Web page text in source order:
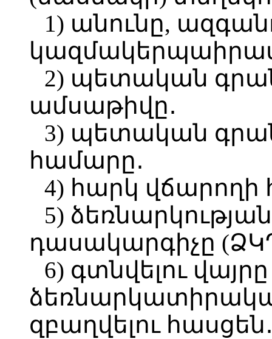
1) անունը,
2) պետական
ամսաթիվը․
3) պետական
համարը․
4) հարկ
5)
դասակարգիչը
6) գտնվելու
զբաղվելու